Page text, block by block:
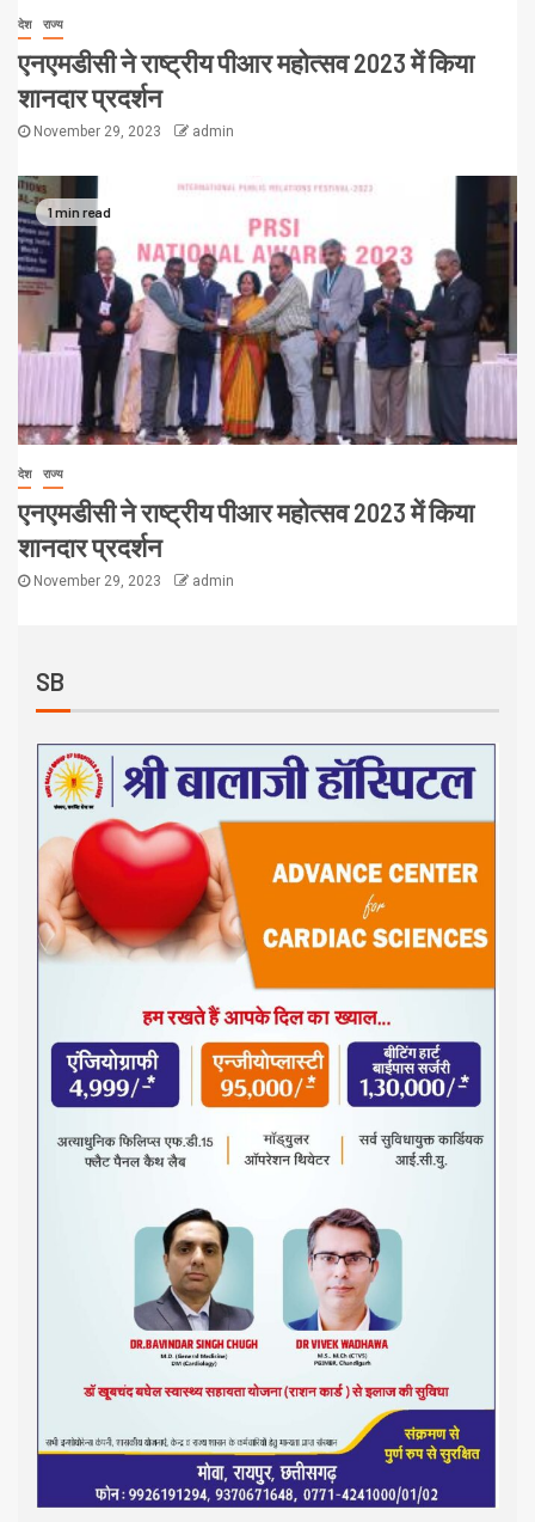
देश राज्य
एनएमडीसी ने राष्ट्रीय पीआर महोत्सव 2023 में किया
शानदार प्रदर्शन
November 29, 2023 admin
1 min read
देश राज्य
एनएमडीसी ने राष्ट्रीय पीआर महोत्सव 2023 में किया
शानदार प्रदर्शन
November 29, 2023 admin
SB